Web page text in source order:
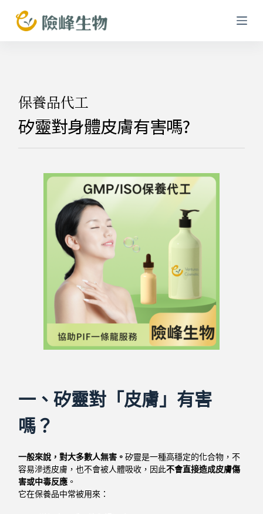
跳
至
保養品代工
矽靈對身體皮膚有害嗎?
一、矽靈對「皮膚」有害
嗎？
一般來說，對大多數人無害。矽靈是一種高穩定的化合物，不
容易滲透皮膚，也不會被人體吸收，因此不會直接造成皮膚傷
害或中毒反應 。
它在保養品中常被用來：